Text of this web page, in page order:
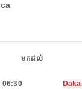
មកដល់
06:30